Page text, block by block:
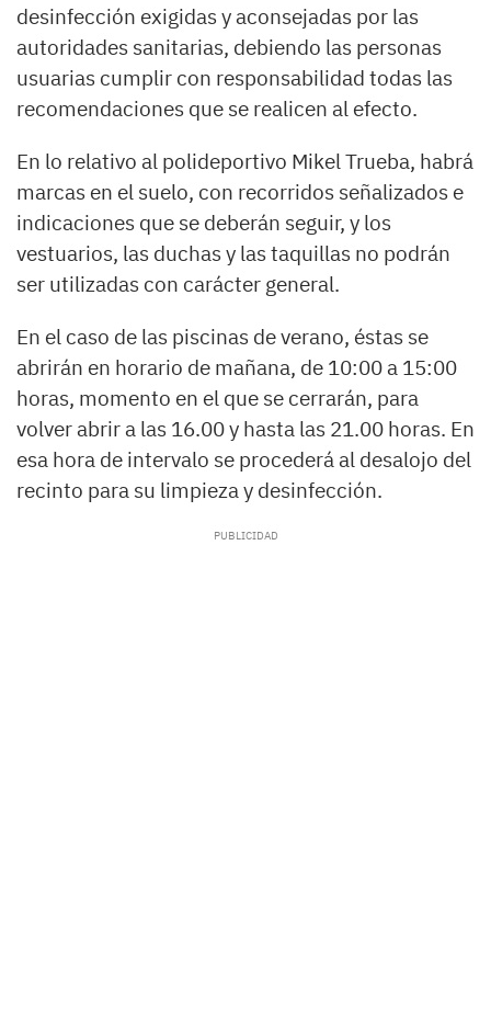
desinfección exigidas y aconsejadas por las
autoridades sanitarias, debiendo las personas
usuarias cumplir con responsabilidad todas las
recomendaciones que se realicen al efecto.
En lo relativo al polideportivo Mikel Trueba, habrá
marcas en el suelo, con recorridos señalizados e
indicaciones que se deberán seguir, y los
vestuarios, las duchas y las taquillas no podrán
ser utilizadas con carácter general.
En el caso de las piscinas de verano, éstas se
abrirán en horario de mañana, de 10:00 a 15:00
horas, momento en el que se cerrarán, para
volver abrir a las 16.00 y hasta las 21.00 horas. En
esa hora de intervalo se procederá al desalojo del
recinto para su limpieza y desinfección.